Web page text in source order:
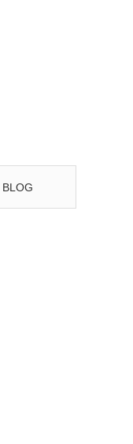
BLOG